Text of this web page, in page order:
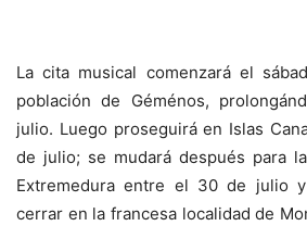
La cita musical comenzará el
población de Géménos,
julio. Luego proseguirá en Islas
de julio; se mudará después para
Extremedura entre el 30 de julio
cerrar en la francesa localidad de